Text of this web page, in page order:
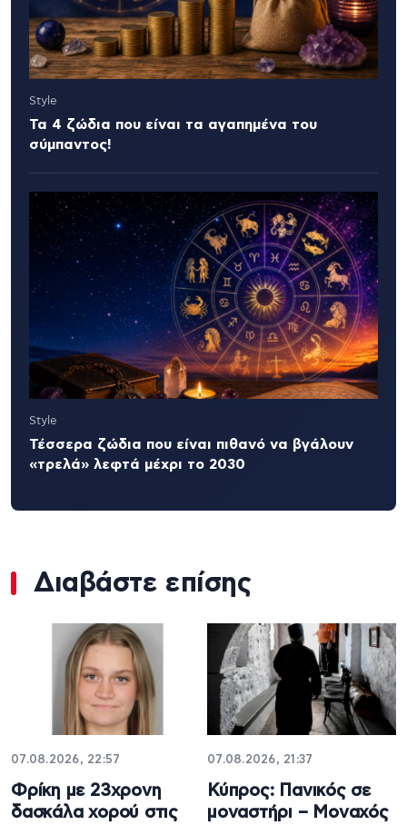
Style
Τα 4 ζώδια που είναι τα αγαπημένα του
σύμπαντος!
Style
Τέσσερα ζώδια που είναι πιθανό να βγάλουν
«τρελά» λεφτά μέχρι το 2030
Διαβάστε επίσης
07.08.2026, 22:57
Φρίκη με 23χρονη
δασκάλα χορού στις
07.08.2026, 21:37
Κύπρος: Πανικός σε
μοναστήρι – Μοναχός